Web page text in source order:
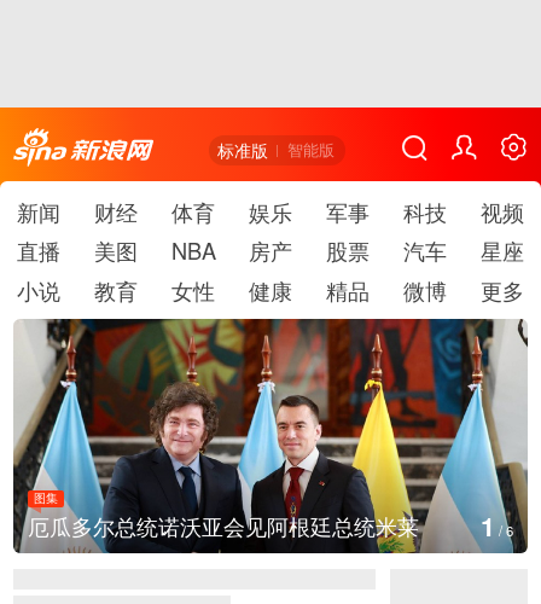
标准版 智能版
新闻 财经 体育 娱乐 军事 科技
视频
直播
美图 NBA 房产 股票 汽车
星座
小说
教育 女性 健康 精品 微博 更多
图集
厄瓜多尔总统诺沃亚会见阿根廷总统米莱 1/6